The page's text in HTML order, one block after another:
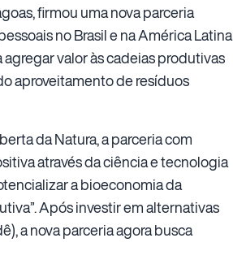
firmou uma nova parceria
no Brasil e na América Latina
valor às cadeias produtivas
aproveitamento de resíduos
da Natura, a parceria com
através da ciência e tecnologia
a bioeconomia da
Após investir em alternativas
a nova parceria agora busca